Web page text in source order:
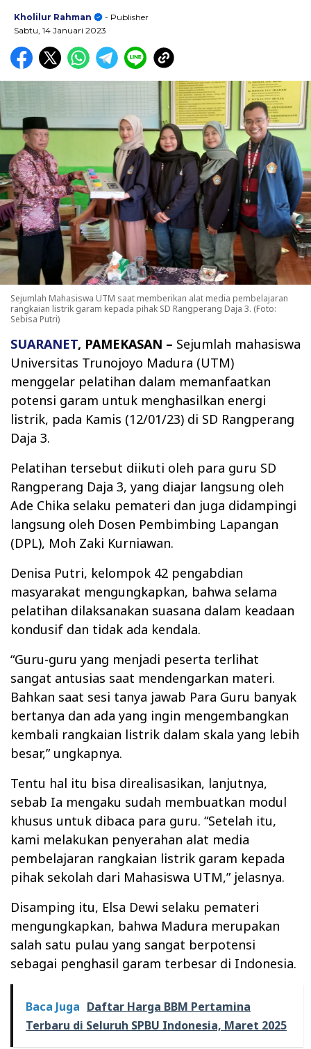
Kholilur Rahman
- Publisher
Sabtu, 14 Januari 2023
Sejumlah Mahasiswa UTM saat memberikan alat media pembelajaran
rangkaian listrik garam kepada pihak SD Rangperang Daja 3. (Foto:
Sebisa Putri)
SUARANET, PAMEKASAN – Sejumlah mahasiswa
Universitas Trunojoyo Madura (UTM)
menggelar pelatihan dalam memanfaatkan
potensi garam untuk menghasilkan energi
listrik, pada Kamis (12/01/23) di SD Rangperang
Daja 3.
Pelatihan tersebut diikuti oleh para guru SD
Rangperang Daja 3, yang diajar langsung oleh
Ade Chika selaku pemateri dan juga didampingi
langsung oleh Dosen Pembimbing Lapangan
(DPL), Moh Zaki Kurniawan.
Denisa Putri, kelompok 42 pengabdian
masyarakat mengungkapkan, bahwa selama
pelatihan dilaksanakan suasana dalam keadaan
kondusif dan tidak ada kendala.
“Guru-guru yang menjadi peserta terlihat
sangat antusias saat mendengarkan materi.
Bahkan saat sesi tanya jawab Para Guru banyak
bertanya dan ada yang ingin mengembangkan
kembali rangkaian listrik dalam skala yang lebih
besar,” ungkapnya.
Tentu hal itu bisa direalisasikan, lanjutnya,
sebab Ia mengaku sudah membuatkan modul
khusus untuk dibaca para guru. “Setelah itu,
kami melakukan penyerahan alat media
pembelajaran rangkaian listrik garam kepada
pihak sekolah dari Mahasiswa UTM,” jelasnya.
Disamping itu, Elsa Dewi selaku pemateri
mengungkapkan, bahwa Madura merupakan
salah satu pulau yang sangat berpotensi
sebagai penghasil garam terbesar di Indonesia.
Baca Juga Daftar Harga BBM Pertamina
Terbaru di Seluruh SPBU Indonesia, Maret 2025